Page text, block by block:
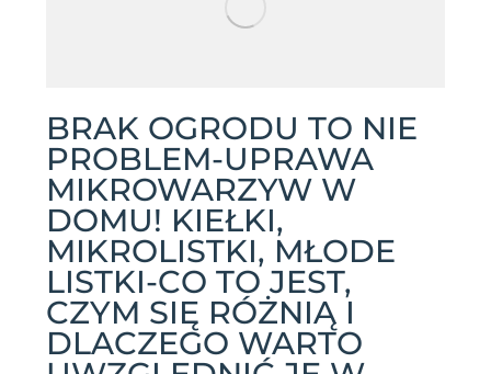
BRAK OGRODU TO NIE
PROBLEM-UPRAWA
MIKROWARZYW W
DOMU! KIEŁKI,
MIKROLISTKI, MŁODE
LISTKI-CO TO JEST,
CZYM SIĘ RÓŻNIĄ I
DLACZEGO WARTO